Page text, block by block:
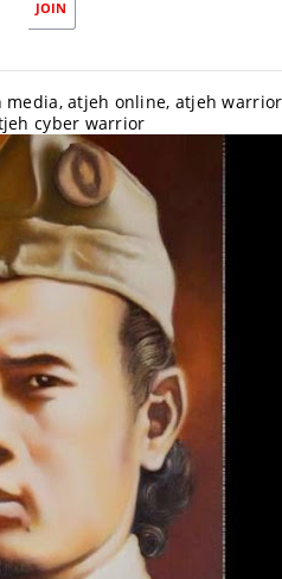
JOIN
atjeh online, atjeh
cyber warrior